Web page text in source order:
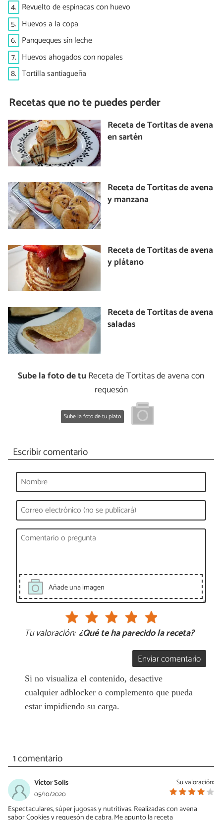
4. Revuelto de espinacas con huevo
5. Huevos a la copa
6. Panqueques sin leche
7. Huevos ahogados con nopales
8. Tortilla santiagueña
Recetas que no te puedes perder
Receta de Tortitas de avena
en sartén
Receta de Tortitas de avena
y manzana
Receta de Tortitas de avena
y plátano
Receta de Tortitas de avena
saladas
Sube la foto de tu Receta de Tortitas de avena con
requesón
Sube la foto de tu plato
Escribir comentario
Añade una imagen
Tu valoración: ¿Qué te ha parecido la receta?
Enviar comentario
Si no visualiza el contenido, desactive
cualquier adblocker o complemento que pueda
estar impidiendo su carga.
1 comentario
Su valoración:
Víctor Solis
05/10/2020
Espectaculares, súper jugosas y nutritivas. Realizadas con avena
sabor Cookies y requesón de cabra. Me apunto la receta